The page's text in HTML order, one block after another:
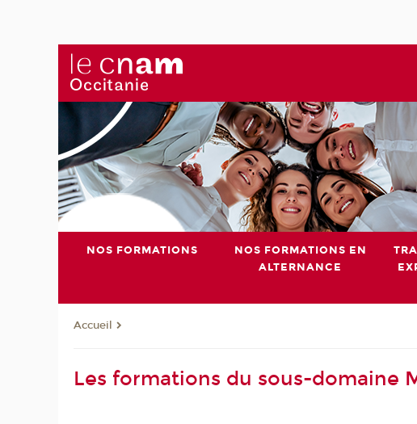
NOS FORMATIONS
NOS FORMATIONS EN
ALTERNANCE
Accueil
Les formations du sous-domaine